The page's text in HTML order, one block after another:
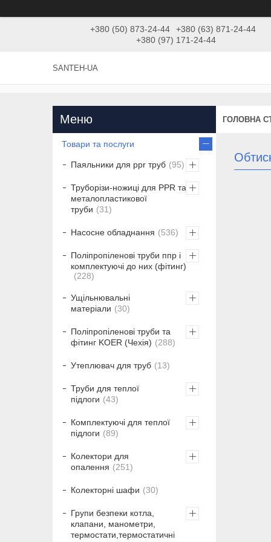
+380 (50) 873-24-44
+380 (63) 871-24-44
+380 (97) 171-24-44
SANTEH-UA
ГОЛОВНА
Товари та послуги
Паяльники для ppr труб 95
Труборізи-ножиці для PPR та
металопластикової
труби
31
Насосне обладнання 536
Поліпропіленові труби ппр і
комплектуючі до них (фітинг)
228
Ущільнювальні
матеріали
30
Поліпропіленові труби та
фітинг KOER (Чехія)
288
Утеплювач для труб 13
Труби для теплої
підлоги
43
Комплектуючі для теплої
підлоги
89
Колектори для
опалення
251
Колекторні шафи 30
Групи безпеки котла,
клапани, манометри,
термостати,термостатичні